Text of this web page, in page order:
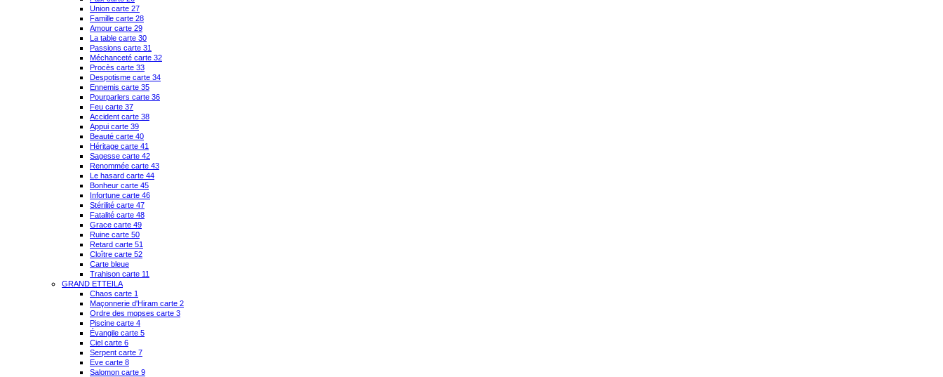
Union carte 27
Famille carte 28
Amour carte 29
La table carte 30
Passions carte 31
Méchanceté carte 32
Procès carte 33
Despotisme carte 34
Ennemis carte 35
Pourparlers carte 36
Feu carte 37
Accident carte 38
Appui carte 39
Beauté carte 40
Héritage carte 41
Sagesse carte 42
Renommée carte 43
Le hasard carte 44
Bonheur carte 45
Infortune carte 46
Stérilité carte 47
Fatalité carte 48
Grace carte 49
Ruine carte 50
Retard carte 51
Cloître carte 52
Carte bleue
Trahison carte 11
GRAND ETTEILA
Chaos carte 1
Maçonnerie d'Hiram carte 2
Ordre des mopses carte 3
Piscine carte 4
Évangile carte 5
Ciel carte 6
Serpent carte 7
Eve carte 8
Salomon carte 9